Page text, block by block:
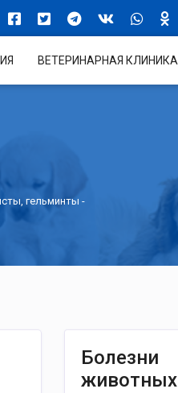
ВЕТЕРИНАРНАЯ КЛИНИКА
гельминты -
Болезни
животных